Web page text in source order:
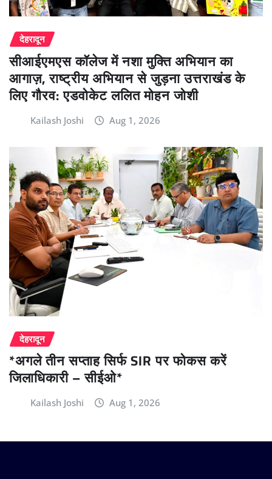
देहरादून
सीआईएमएस कॉलेज में नशा मुक्ति अभियान का
आगाज़, राष्ट्रीय अभियान से जुड़ना उत्तराखंड के
लिए गौरव: एडवोकेट ललित मोहन जोशी
Kailash Joshi Aug 1, 2026
देहरादून
*अगले तीन सप्ताह सिर्फ SIR पर फोकस करें
जिलाधिकारी – सीईओ*
Kailash Joshi Aug 1, 2026